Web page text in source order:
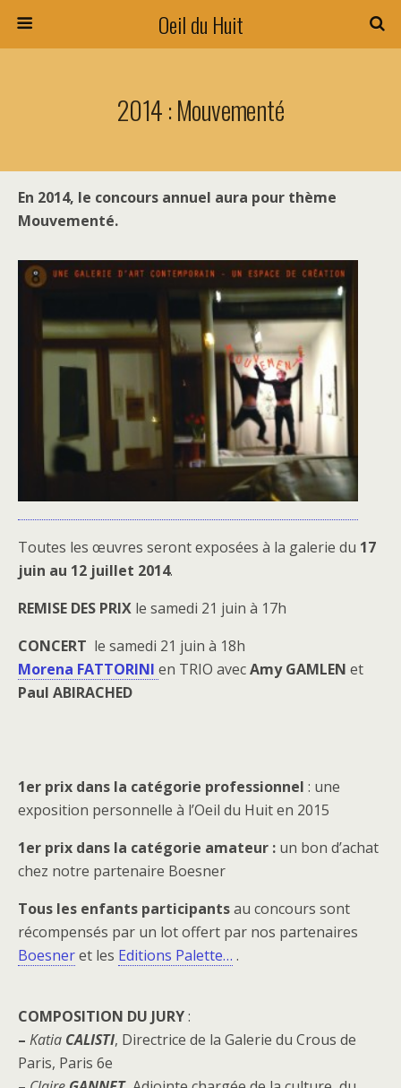
Oeil du Huit
2014 : Mouvementé
En 2014, le concours annuel aura pour thème
Mouvementé.
Toutes les œuvres seront exposées à la galerie du 17
juin au 12 juillet 2014.
REMISE DES PRIX le samedi 21 juin à 17h
CONCERT le samedi 21 juin à 18h
Morena FATTORINI en TRIO avecAmy GAMLEN et
Paul ABIRACHED
1er prix dans la catégorie professionnel : une
exposition personnelle à l’Oeil du Huit en 2015
1er prix dans la catégorie amateur : un bon d’achat
chez notre partenaire Boesner
Tous les enfants participantsau concours sont
récompensés par un lot offert par nos partenaires
Boesneret les Editions Palette… .
COMPOSITION DU JURY:
– Katia CALISTI, Directrice de la Galerie du Crous de
Paris, Paris 6e